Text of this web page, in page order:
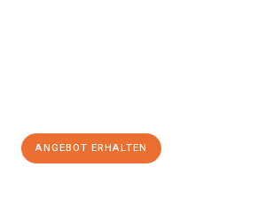
ANGEBOT ERHALTEN